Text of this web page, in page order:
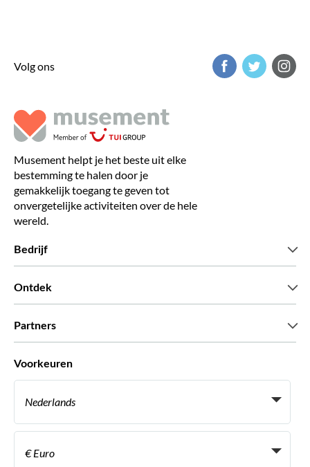
Volg ons
Musement helpt je het beste uit elke
bestemming te halen door je
gemakkelijk toegang te geven tot
onvergetelijke activiteiten over de hele
wereld.
Bedrijf
Ontdek
Partners
Word een Leverancier
Become a Distribution Partner
Voorkeuren
Nederlands
Italiaans
Frans
€ Euro